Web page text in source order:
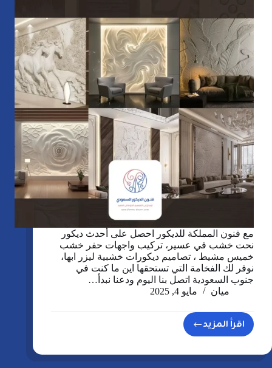
مع فنون المملكة للديكور احصل على أحدث ديكور
نحت خشب في عسير، تركيب واجهات حفر خشب
خميس مشيط ، تصاميم ديكورات خشبية ليزر ابها،
نوفر لك الفخامة التي تستحقها اين ما كنت في
جنوب السعودية اتصل بنا اليوم ودعنا نبدأ…
ميان
مايو 4, 2025
اقرأ المزيد
ديكور